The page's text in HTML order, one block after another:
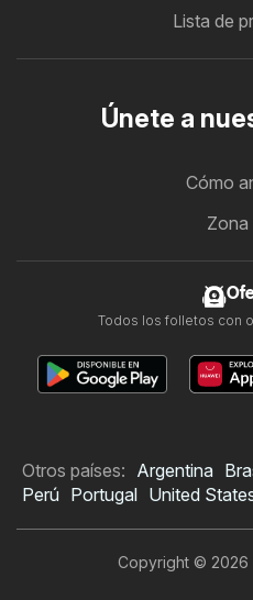
Lista de
Únete a
Cómo
Zona
Todos los folletos con
Otros países: Argentina
Perú Portugal United
Copyright © 2026